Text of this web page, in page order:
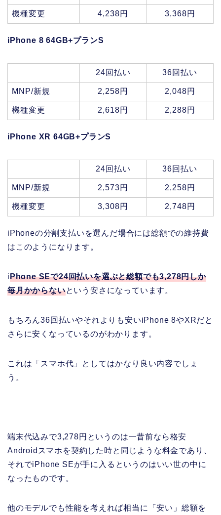
機種変更 4,238円 3,368円
iPhone 8 64GB+プランS
24回払い 36回払い
MNP/新規 2,258円 2,048円
機種変更 2,618円 2,288円
iPhone XR 64GB+プランS
24回払い 36回払い
MNP/新規 2,573円 2,258円
機種変更 3,308円 2,748円
iPhoneの分割支払いを選んだ場合には総額での維持費
はこのようになります。
iPhone SEで24回払いを選ぶと総額でも3,278円しか
毎月かからないという安さになっています。
もちろん36回払いやそれよりも安いiPhone 8やXRだと
さらに安くなっているのがわかります。
これは「スマホ代」としてはかなり良い内容でしょ
う。
端末代込みで3,278円というのは一昔前なら格安
Androidスマホを契約した時と同じような料金であり、
それでiPhone SEが手に入るというのはいい世の中に
なったものです。
他のモデルでも性能を考えれば相当に「安い」総額を